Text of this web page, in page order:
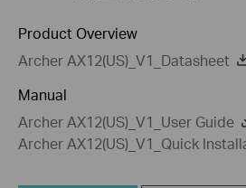
Product Overview
Archer AX12(US)_V1_Datasheet
Manual
Archer AX12(US)_V1_User Guide
Archer AX12(US)_V1_Quick